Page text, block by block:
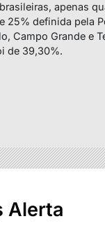
apenas
25% definida pela
Campo Grande e
de 39,30%.
Alerta